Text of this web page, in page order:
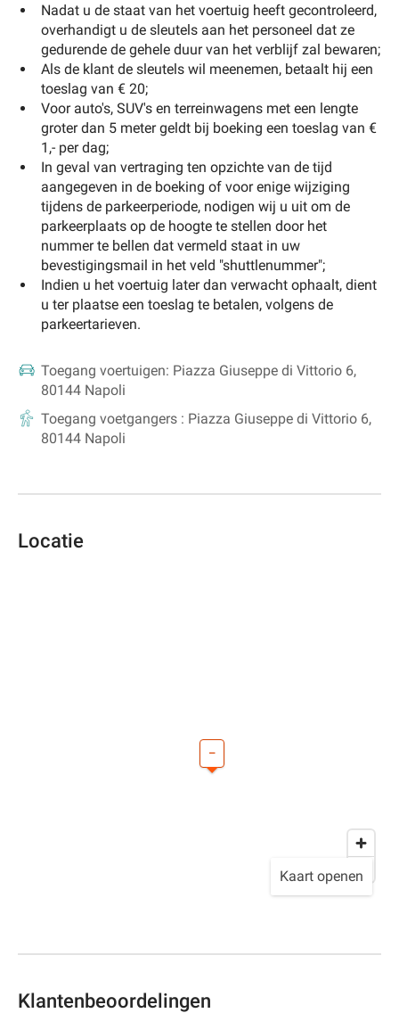
Nadat u de staat van het voertuig heeft gecontroleerd,
overhandigt u de sleutels aan het personeel dat ze
gedurende de gehele duur van het verblijf zal bewaren;
Als de klant de sleutels wil meenemen, betaalt hij een
toeslag van € 20;
Voor auto's, SUV's en terreinwagens met een lengte
groter dan 5 meter geldt bij boeking een toeslag van €
1,- per dag;
In geval van vertraging ten opzichte van de tijd
aangegeven in de boeking of voor enige wijziging
tijdens de parkeerperiode, nodigen wij u uit om de
parkeerplaats op de hoogte te stellen door het
nummer te bellen dat vermeld staat in uw
bevestigingsmail in het veld "shuttlenummer";
Indien u het voertuig later dan verwacht ophaalt, dient
u ter plaatse een toeslag te betalen, volgens de
parkeertarieven.
Toegang voertuigen: Piazza Giuseppe di Vittorio 6,
80144 Napoli
Toegang voetgangers : Piazza Giuseppe di Vittorio 6,
80144 Napoli
Locatie
–
Kaart openen
Klantenbeoordelingen